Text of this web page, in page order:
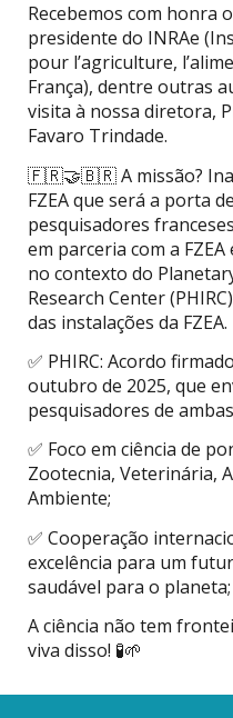
Recebemos com honra
presidente do INRAe
pour l’agriculture,
França), dentre outras
visita à nossa diretora,
Favaro Trindade.
🇫🇷🤝🇧🇷 A missão?
FZEA que será a porta
pesquisadores
em parceria com a
no contexto do
Research Center
das instalações da FZEA.
✅ PHIRC: Acordo
outubro de 2025, que
pesquisadores de
✅ Foco em ciência de
Zootecnia, Veterinária,
Ambiente;
✅ Cooperação
excelência para um
saudável para o planeta;
A ciência não tem
viva disso! 🧪🌱